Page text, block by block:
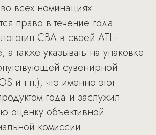
всех номинациях
право в течение года
CBA в своей ATL-
а также указывать на упаковке
сувенирной
и т.п.), что именно этот
года и заслужил
оценку объективной
комиссии.